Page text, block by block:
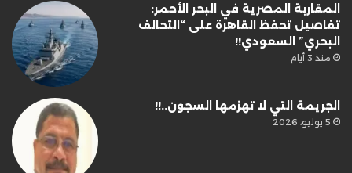
المقاربة المصرية في البحر الأحمر:
تفاصيل تحفظ القاهرة على “التحالف
البحري” السعودي!!
منذ 3 أيام
الجريمة التي لا تهزمها السجون..!!
5 يوليو، 2026